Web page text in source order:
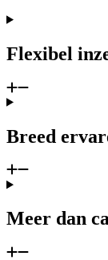
Flexibel
Breed
Meer dan